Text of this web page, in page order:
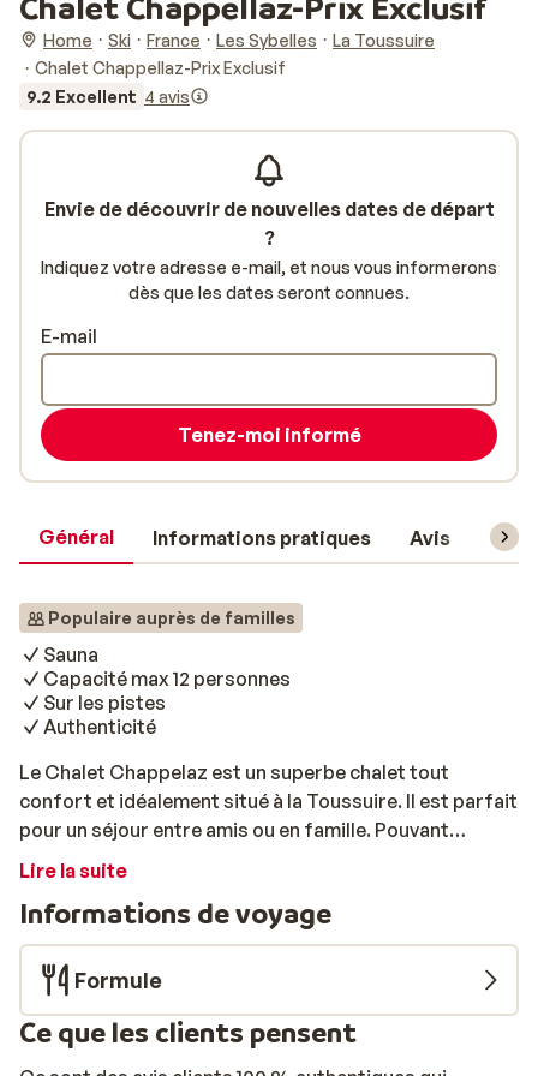
Home Ski France Les Sybelles
La Toussuire
Chalet Chappellaz-Prix Exclusif
9.2 Excellent 4 avis
Général Informations pratiques Avis
Populaire auprès de familles
Sauna
Capacité max 12 personnes
Sur les pistes
Authenticité
Le Chalet Chappelaz est un superbe chalet tout
confort et idéalement situé à la Toussuire. Il est parfait
pour un séjour entre amis ou en famille. Pouvant
accueillir jusqu’à 12 personnes, il est spacieux tout en
dispose de tous les équipements pour un séjour de
détente et loisirs au ski. Vous pourrez profiter du joli
salon et vous retrouver autour d’un bon repas dans la
salle à manger. La cuisine est toute équipée (bouilloire,
cafetière, four, micro-ondes, …) et les chambres
Lire la suite
Informations de voyage
Formule
Ce que les clients pensent
Envie de découvrir de nouvelles dates de départ
?
Indiquez votre adresse e-mail, et nous vous informerons
dès que les dates seront connues.
E-mail
Tenez-moi informé